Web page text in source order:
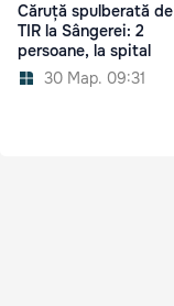
Căruță spulberată de
TIR la Sângerei: 2
persoane, la spital
30 Мар. 09:31